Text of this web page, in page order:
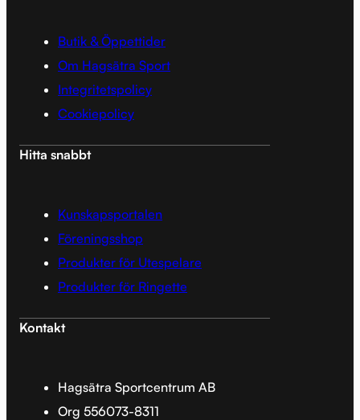
Butik & Öppettider
Om Hagsätra Sport
Integritetspolicy
Cookiepolicy
Hitta snabbt
Kunskapsportalen
Föreningsshop
Produkter för Utespelare
Produkter för Ringette
Kontakt
Hagsätra Sportcentrum AB
Org 556073-8311